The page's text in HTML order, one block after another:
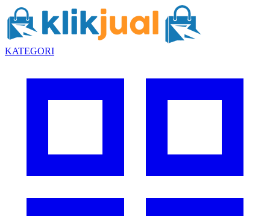
KATEGORI